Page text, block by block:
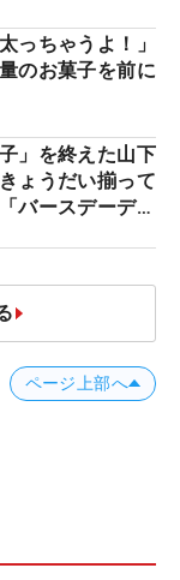
っちゃうよ！」
のお菓子を前に
」を終えた山下
ょうだい揃って
バースデーディ
ページ上部へ